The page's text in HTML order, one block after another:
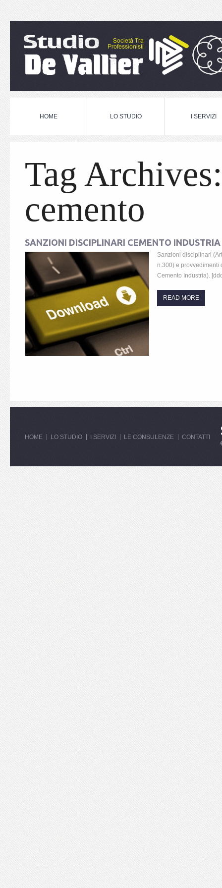
HOME LO STUDIO I SERVIZI
Tag Archives:
cemento
SANZIONI DISCIPLINARI CEMENTO INDUSTRIA
Sanzioni disciplinari
n.300) e provvedimenti
Cemento Industria).
READ MORE
HOME LO STUDIO I SERVIZI LE CONSULENZE CONTATTI